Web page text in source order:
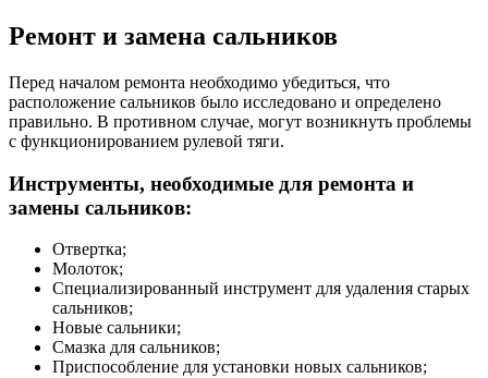
Ремонт и замена сальников
Перед началом ремонта необходимо убедиться, что
расположение сальников было исследовано и определено
правильно. В противном случае, могут возникнуть проблемы
с функционированием рулевой тяги.
Инструменты, необходимые для ремонта и
замены сальников:
Отвертка;
Молоток;
Специализированный инструмент для удаления старых
сальников;
Новые сальники;
Смазка для сальников;
Приспособление для установки новых сальников;